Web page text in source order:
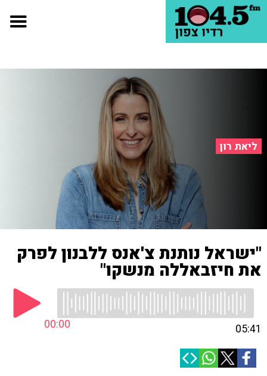
ליאת רון
"ישראל נותנת צ'אנס ללבנון לפרק
את חיזבאללה מנשקו"
00:00 05:41